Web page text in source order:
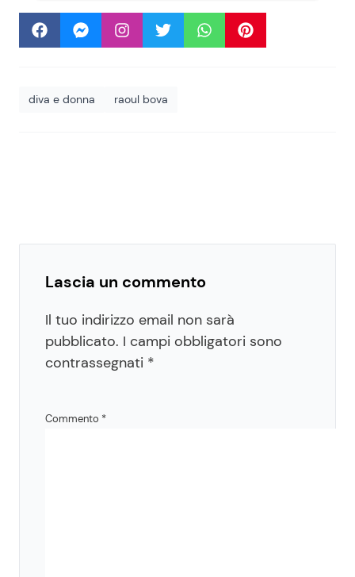
diva e donna raoul bova
Lascia un commento
Il tuo indirizzo email non sarà
pubblicato. I campi obbligatori sono
contrassegnati *
Commento *